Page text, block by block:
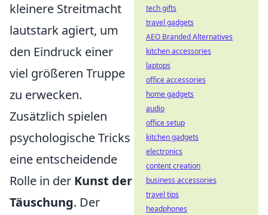
kleinere Streitmacht
lautstark agiert, um
den Eindruck einer
viel größeren Truppe
zu erwecken.
Zusätzlich spielen
psychologische Tricks
eine entscheidende
Rolle in der Kunst der
Täuschung. Der
tech gifts
travel gadgets
AEO Branded Alternatives
kitchen accessories
laptops
office accessories
home gadgets
audio
office setup
kitchen gadgets
electronics
content creation
business accessories
travel tips
headphones